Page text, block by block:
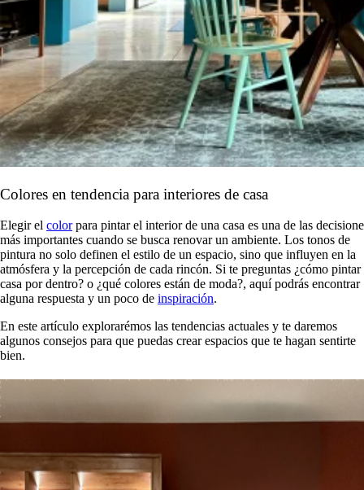
Colores en tendencia para interiores de casa
Elegir el colorpara pintar el interior de una casa es una de las
más importantes cuando se busca renovar un ambiente. Los tonos de
pintura no solo definen el estilo de un espacio, sino que influyen en la
atmósfera y la percepción de cada rincón. Si te preguntas ¿cómo
casa por dentro? o ¿qué colores están de moda?, aquí podrás encontrar
alguna respuesta y un poco de inspiración.
En este artículo explorarémos las tendencias actuales y te daremos
algunos consejos para que puedas crear espacios que te hagan sentirte
bien.